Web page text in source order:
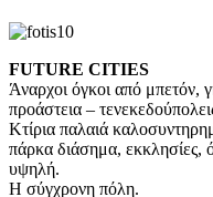
FUTURE CITIES
Άναρχοι όγκοι από μπετόν,
προάστεια –
Κτίρια παλαιά
πάρκα διάσημα, εκκλησίες,
υψηλή.
Η σύγχρονη πόλη.